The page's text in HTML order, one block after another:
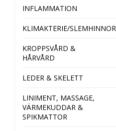
INFLAMMATION
KLIMAKTERIE/SLEMHINNOR
KROPPSVÅRD &
HÅRVÅRD
LEDER & SKELETT
LINIMENT, MASSAGE,
VÄRMEKUDDAR &
SPIKMATTOR